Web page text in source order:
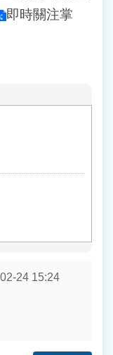
即時關注掌
24 15:24